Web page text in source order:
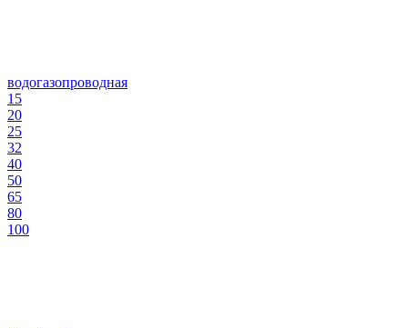
водогазопроводная
15
20
25
32
40
50
65
80
100